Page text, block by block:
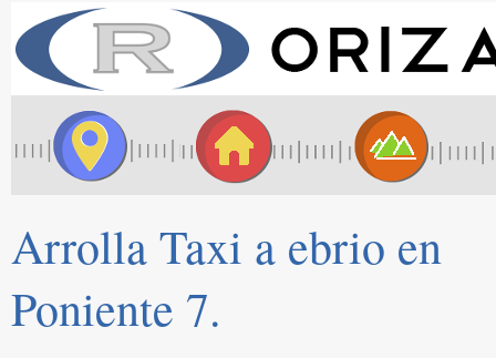
Arrolla Taxi a ebrio en
Poniente 7.